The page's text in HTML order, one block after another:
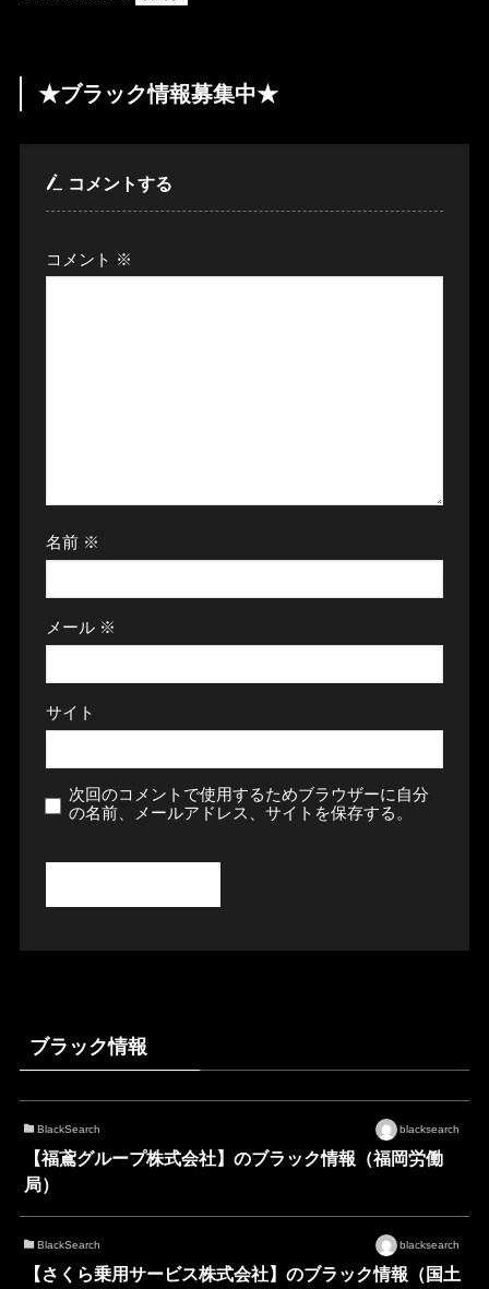
★ブラック情報募集中★
コメントする
コメント ※
名前 ※
メール ※
サイト
次回のコメントで使用するためブラウザーに自分
の名前、メールアドレス、サイトを保存する。
ブラック情報
BlackSearch blacksearch
【福鳶グループ株式会社】のブラック情報（福岡労働
局）
BlackSearch blacksearch
【さくら乗用サービス株式会社】のブラック情報（国土